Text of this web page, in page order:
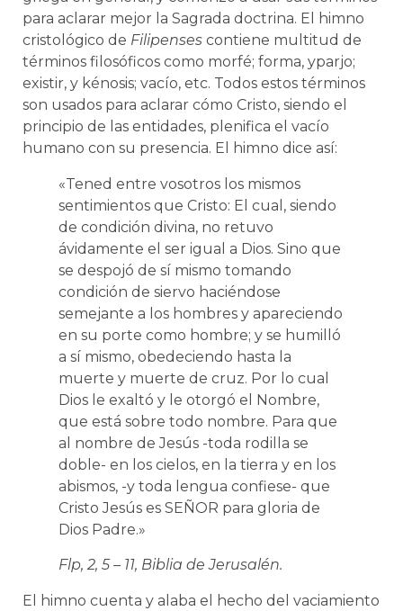
para aclarar mejor la Sagrada doctrina. El himno
cristológico de Filipenses contiene multitud de
términos filosóficos como morfé; forma, yparjo;
existir, y kénosis; vacío, etc. Todos estos términos
son usados para aclarar cómo Cristo, siendo el
principio de las entidades, plenifica el vacío
humano con su presencia. El himno dice así:
«Tened entre vosotros los mismos
sentimientos que Cristo: El cual, siendo
de condición divina, no retuvo
ávidamente el ser igual a Dios. Sino que
se despojó de sí mismo tomando
condición de siervo haciéndose
semejante a los hombres y apareciendo
en su porte como hombre; y se humilló
a sí mismo, obedeciendo hasta la
muerte y muerte de cruz. Por lo cual
Dios le exaltó y le otorgó el Nombre,
que está sobre todo nombre. Para que
al nombre de Jesús -toda rodilla se
doble- en los cielos, en la tierra y en los
abismos, -y toda lengua confiese- que
Cristo Jesús es SEÑOR para gloria de
Dios Padre.»
Flp, 2, 5 – 11, Biblia de Jerusalén.
El himno cuenta y alaba el hecho del vaciamiento